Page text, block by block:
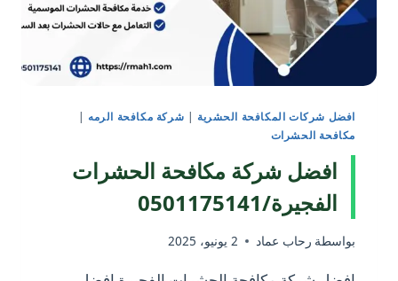
الأبيض
وحماية
العقارات
افضل شركات المكافحة الحشرية | شركة مكافحة الرمه |
مكافحة الحشرات
افضل شركة مكافحة الحشرات
الفجيرة/0501175141
بواسطة رحاب عماد 2 يونيو، 2025